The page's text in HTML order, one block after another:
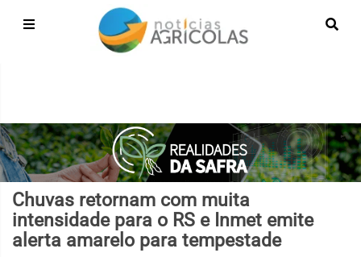
Chuvas retornam com muita
intensidade para o RS e Inmet emite
alerta amarelo para tempestade